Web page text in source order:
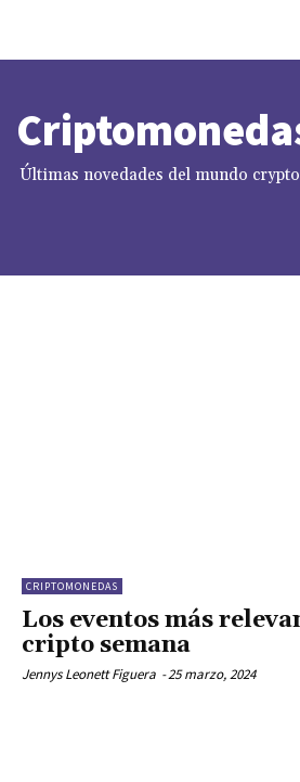
Últimas novedades del mundo crypto
CRIPTOMONEDAS
Los eventos más
cripto semana
Jennys Leonett Figuera -25 marzo, 2024